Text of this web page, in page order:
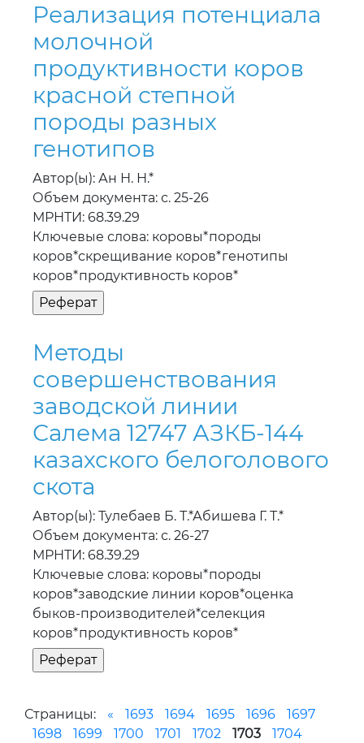
Реализация потенциала
молочной
продуктивности коров
красной степной
породы разных
генотипов
Автор(ы): Ан Н. Н.*
Объем документа: с. 25-26
МРНТИ: 68.39.29
Ключевые слова: коровы*породы
коров*скрещивание коров*генотипы
коров*продуктивность коров*
Методы
совершенствования
заводской линии
Салема 12747 АЗКБ-144
казахского белоголового
скота
Автор(ы): Тулебаев Б. Т.*Абишева Г. Т.*
Объем документа: с. 26-27
МРНТИ: 68.39.29
Ключевые слова: коровы*породы
коров*заводские линии коров*оценка
быков-производителей*селекция
коров*продуктивность коров*
Страницы: « 1693 1694 1695 1696
1697
1698
1699 1700 1701 1702 1703
1704